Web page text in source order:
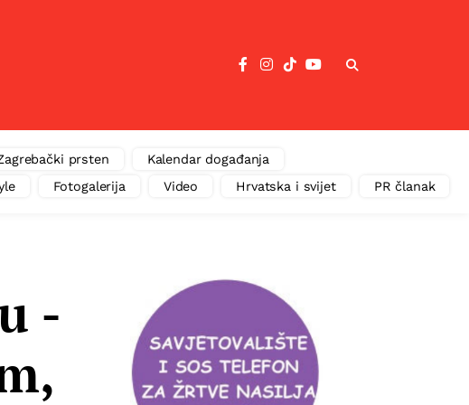
prsten
Kalendar događanja
Fotogalerija Video Hrvatska i svijet PR članak
-